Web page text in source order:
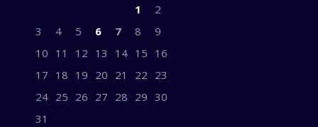
1
2
3
4 5 6 7 8
9
10 11 12 13 14 15 16
17 18 19 20 21 22 23
24 25 26 27 28 29 30
31